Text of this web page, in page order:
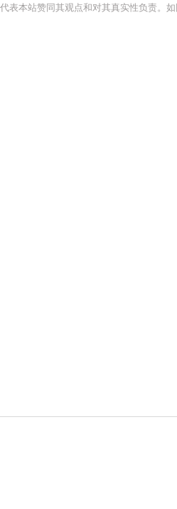
代表本站赞同其观点和对其真实性负责。